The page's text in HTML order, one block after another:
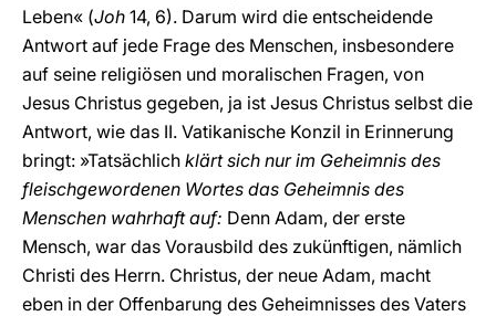
Leben« (Joh 14, 6). Darum wird die entscheidende
Antwort auf jede Frage des Menschen, insbesondere
auf seine religiösen und moralischen Fragen, von
Jesus Christus gegeben, ja ist Jesus Christus selbst die
Antwort, wie das II. Vatikanische Konzil in Erinnerung
bringt: »Tatsächlich klärt sich nur im Geheimnis des
fleischgewordenen Wortes das Geheimnis des
Menschen wahrhaft auf: Denn Adam, der erste
Mensch, war das Vorausbild des zukünftigen, nämlich
Christi des Herrn. Christus, der neue Adam, macht
eben in der Offenbarung des Geheimnisses des Vaters